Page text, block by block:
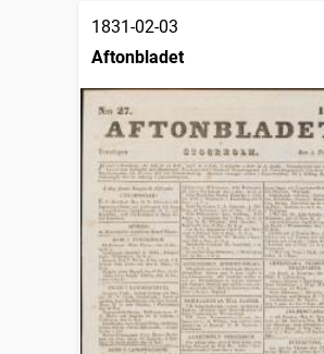
1831-02-03
Aftonbladet